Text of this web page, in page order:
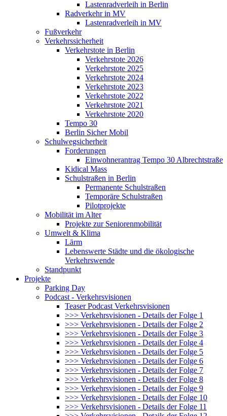
Lastenradverleih in Berlin
Radverkehr in MV
Lastenradverleih in MV
Fußverkehr
Verkehrssicherheit
Verkehrstote in Berlin
Verkehrstote 2026
Verkehrstote 2025
Verkehrstote 2024
Verkehrstote 2023
Verkehrstote 2022
Verkehrstote 2021
Verkehrstote 2020
Tempo 30
Berlin Sicher Mobil
Schulwegsicherheit
Forderungen
Einwohnerantrag Tempo 30 Albrechtstraße
Kidical Mass
Schulstraßen in Berlin
Permanente Schulstraßen
Temporäre Schulstraßen
Pilotprojekte
Mobilität im Alter
Projekte zur Seniorenmobilität
Umwelt & Klima
Lärm
Lebenswerte Städte und die ökologische
Verkehrswende
Standpunkt
Projekte
Parking Day
Podcast - Verkehrsvisionen
Teaser Podcast Verkehrsvisionen
>>> Verkehrsvisionen - Details der Folge 1
>>> Verkehrsvisionen - Details der Folge 2
>>> Verkehrsvisionen - Details der Folge 3
>>> Verkehrsvisionen - Details der Folge 4
>>> Verkehrsvisionen - Details der Folge 5
>>> Verkehrsvisionen - Details der Folge 6
>>> Verkehrsvisionen - Details der Folge 7
>>> Verkehrsvisionen - Details der Folge 8
>>> Verkehrsvisionen - Details der Folge 9
>>> Verkehrsvisionen - Details der Folge 10
>>> Verkehrsvisionen - Details der Folge 11